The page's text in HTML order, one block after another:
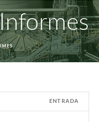
ENTRADA